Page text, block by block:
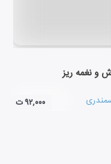
و نغمه ریز
۹۲,۰۰۰ ت